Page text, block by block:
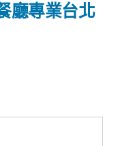
廳專業台北